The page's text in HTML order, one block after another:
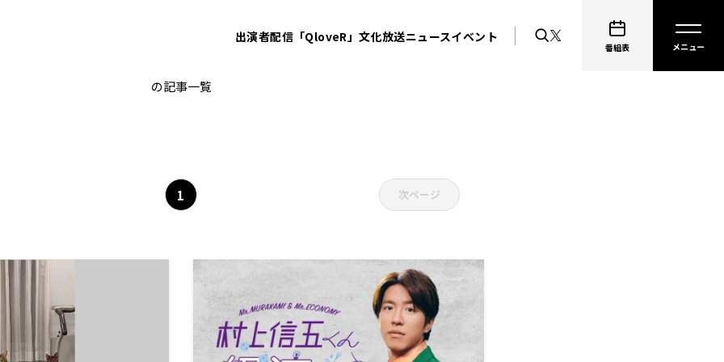
出演者配信「QloveR」文化放送ニュースイベント
番組表
の記事一覧
1 次ページ